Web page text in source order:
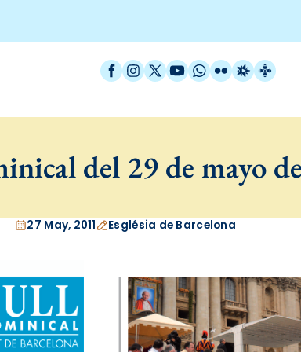
Facebook
Instagram
X / Twitter
YouTube
WhatsApp
FlickrRadio
del 29 de mayo
27 May, 2011 Església de Barcelona